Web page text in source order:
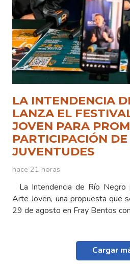
LA INTENDENCIA
LANZA EL
JOVEN PARA
PARTICIPACIÓN
JUVENTUDES
hace 21 horas
La Intendencia de Río
Arte Joven, una propuesta que
29 de agosto en Fray Bentos
Cargar